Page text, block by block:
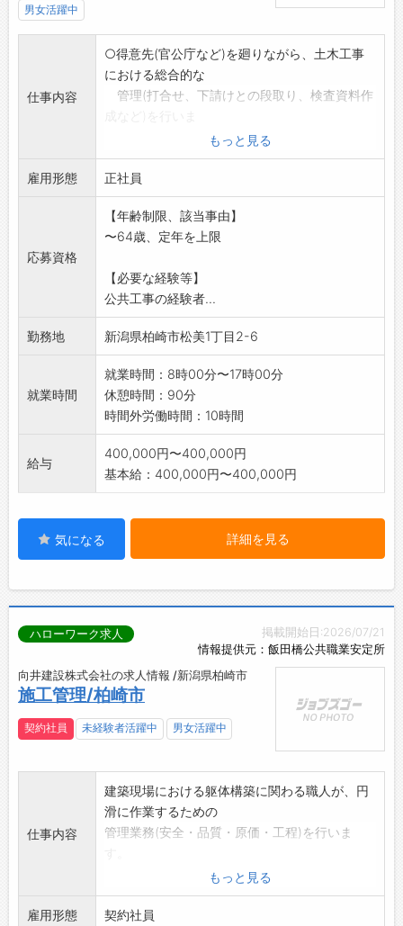
男女活躍中
仕事内容
○得意先(官公庁など)を廻りながら、土木工事
における総合的な
管理(打合せ、下請けとの段取り、検査資料作
○官公庁へ行った際に、仕事の依頼の声がけ等
もしていただきます
変更範囲:変更なし
もっと見る
雇用形態 正社員
応募資格
【年齢制限、該当事由】
〜64歳、定年を上限
【必要な経験等】
公共工事の経験者...
勤務地 新潟県柏崎市松美1丁目2-6
就業時間
就業時間：8時00分〜17時00分
休憩時間：90分
時間外労働時間：10時間
給与
400,000円〜400,000円
基本給：400,000円〜400,000円
気になる 詳細を見る
掲載開始日:2026/07/21
情報提供元：飯田橋公共職業安定所
ハローワーク求人
向井建設株式会社の求人情報 /新潟県柏崎市
施工管理/柏崎市
契約社員 未経験者活躍中 男女活躍中
仕事内容
建築現場における躯体構築に関わる職人が、円
滑に作業するための
管理業務(安全・品質・原価・工程)を行いま
その他パソコンによる書類作成(手順書・施工指
示書)・元請けと
の打ち合わせ、現場の人員・資源管理、請求・
もっと見る
雇用形態 契約社員